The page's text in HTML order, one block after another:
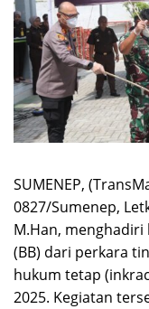
SUMENEP,
0827/Sumenep,
M.Han,
(BB) dari perkara
hukum tetap
2025. Kegiatan